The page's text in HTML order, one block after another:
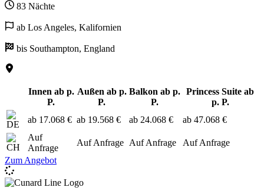
83 Nächte
ab Los Angeles, Kalifornien
bis Southampton, England
Innen ab p.
P.
Außen ab p.
P.
Balkon ab p.
P.
Princess Suite ab
p. P.
ab 17.068 € ab 19.568 € ab 24.068 €
ab 47.068 €
Auf
Anfrage
Auf Anfrage Auf Anfrage
Auf Anfrage
Zum Angebot